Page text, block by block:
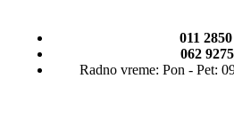
011
062
Radno vreme: Pon - Pet: